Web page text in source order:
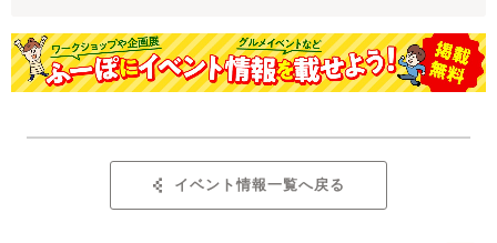
イベント情報一覧へ戻る